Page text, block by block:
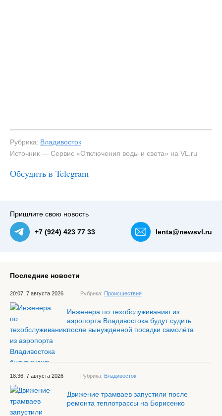
Рубрика: Владивосток
Источник — Сервис «Отключения воды и света» на VL.ru
Обсудить в Telegram
Пришлите свою новость
+7 (924) 423 77 33 lenta@newsvl.ru
Последние новости
20:07, 7 августа 2026 Рубрика: Происшествия
Инженера по техобслуживанию из
аэропорта Владивостока будут судить
после вынужденной посадки самолёта
18:36, 7 августа 2026 Рубрика: Владивосток
Движение трамваев запустили после
ремонта теплотрассы на Борисенко